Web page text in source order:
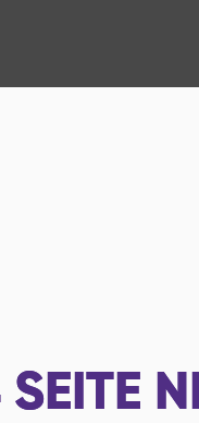
SEITE